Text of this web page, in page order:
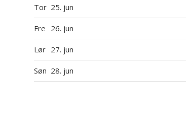
Tor 25. jun
Fre 26. jun
Lør 27. jun
Søn 28. jun